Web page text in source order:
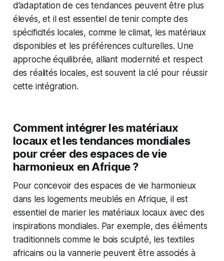
d’adaptation de ces tendances peuvent être plus
élevés, et il est essentiel de tenir compte des
spécificités locales, comme le climat, les matériaux
disponibles et les préférences culturelles. Une
approche équilibrée, alliant modernité et respect
des réalités locales, est souvent la clé pour réussir
cette intégration.
Comment intégrer les matériaux
locaux et les tendances mondiales
pour créer des espaces de vie
harmonieux en Afrique ?
Pour concevoir des espaces de vie harmonieux
dans les logements meublés en Afrique, il est
essentiel de marier les matériaux locaux avec des
inspirations mondiales. Par exemple, des éléments
traditionnels comme le bois sculpté, les textiles
africains ou la vannerie peuvent être associés à